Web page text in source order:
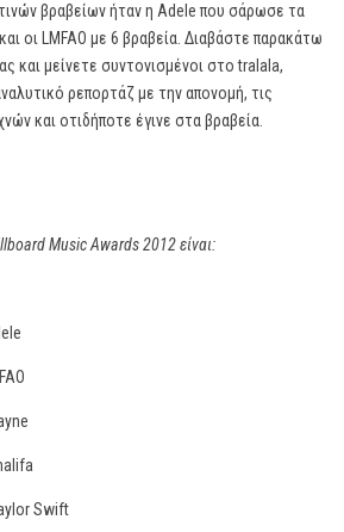
βραβείων ήταν η Adele που σάρωσε τα
οι LMFAO με 6 βραβεία. Διαβάστε παρακάτω
και μείνετε συντονισμένοι στο tralala,
ρεπορτάζ με την απονομή, τις
και οτιδήποτε έγινε στα βραβεία.
Music Awards 2012 είναι:
Swift